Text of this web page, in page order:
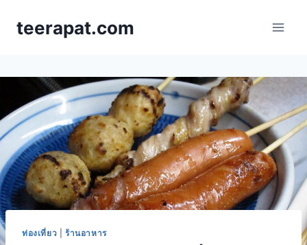
teerapat.com
ท่องเที่ยว ร้านอาหาร